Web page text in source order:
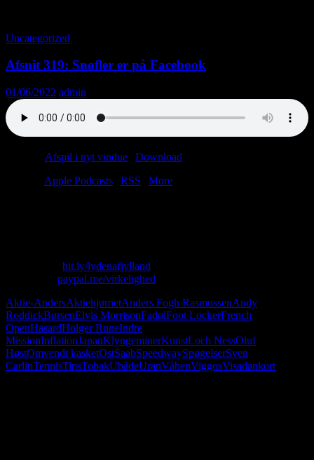
Uncategorized
Afsnit 319: Snøfler er på Facebook
01/06/2022 admin
Afspil i nyt vindue Download
Apple Podcasts RSS
More
bit.ly/lydenafjylland
paypal.me/virkelighed
Aktie-AndersAktiehjørnetAnders Fogh RasmussenAndy
RoddickBørsenElvis MorrisonFadølFoot LockerFrench
OpenHasardHolger RuneIndre
MissionInflationJapanKlyngeminerKunstLoch NessOluf
HøstOmvendt kasketOstSaabSpeedwaySpøgelserSven
CarlinTennisTipsTobakUbådeUranVåbenViggosVisadankort